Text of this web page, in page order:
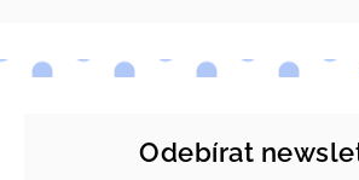
Odebírat